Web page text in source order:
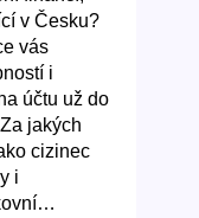
v Česku?
vás
i
účtu už do
jakých
cizinec
i